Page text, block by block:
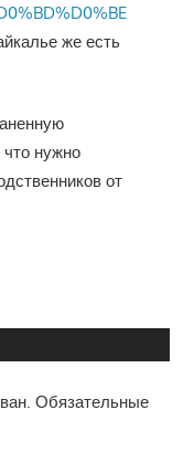
же есть
нужно
от
Обязательные